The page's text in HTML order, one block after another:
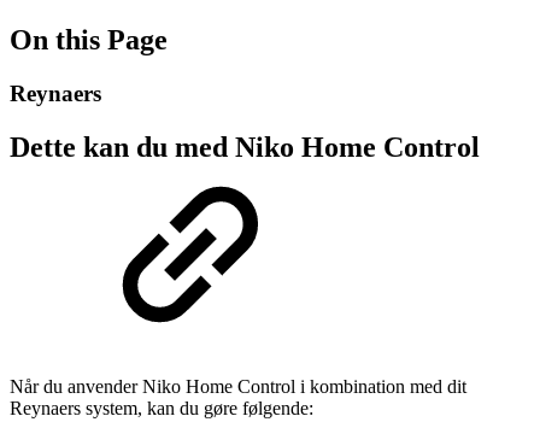
On this Page
Reynaers
Dette kan du med Niko Home Control
Når du anvender Niko Home Control i kombination med dit
Reynaers system, kan du gøre følgende: